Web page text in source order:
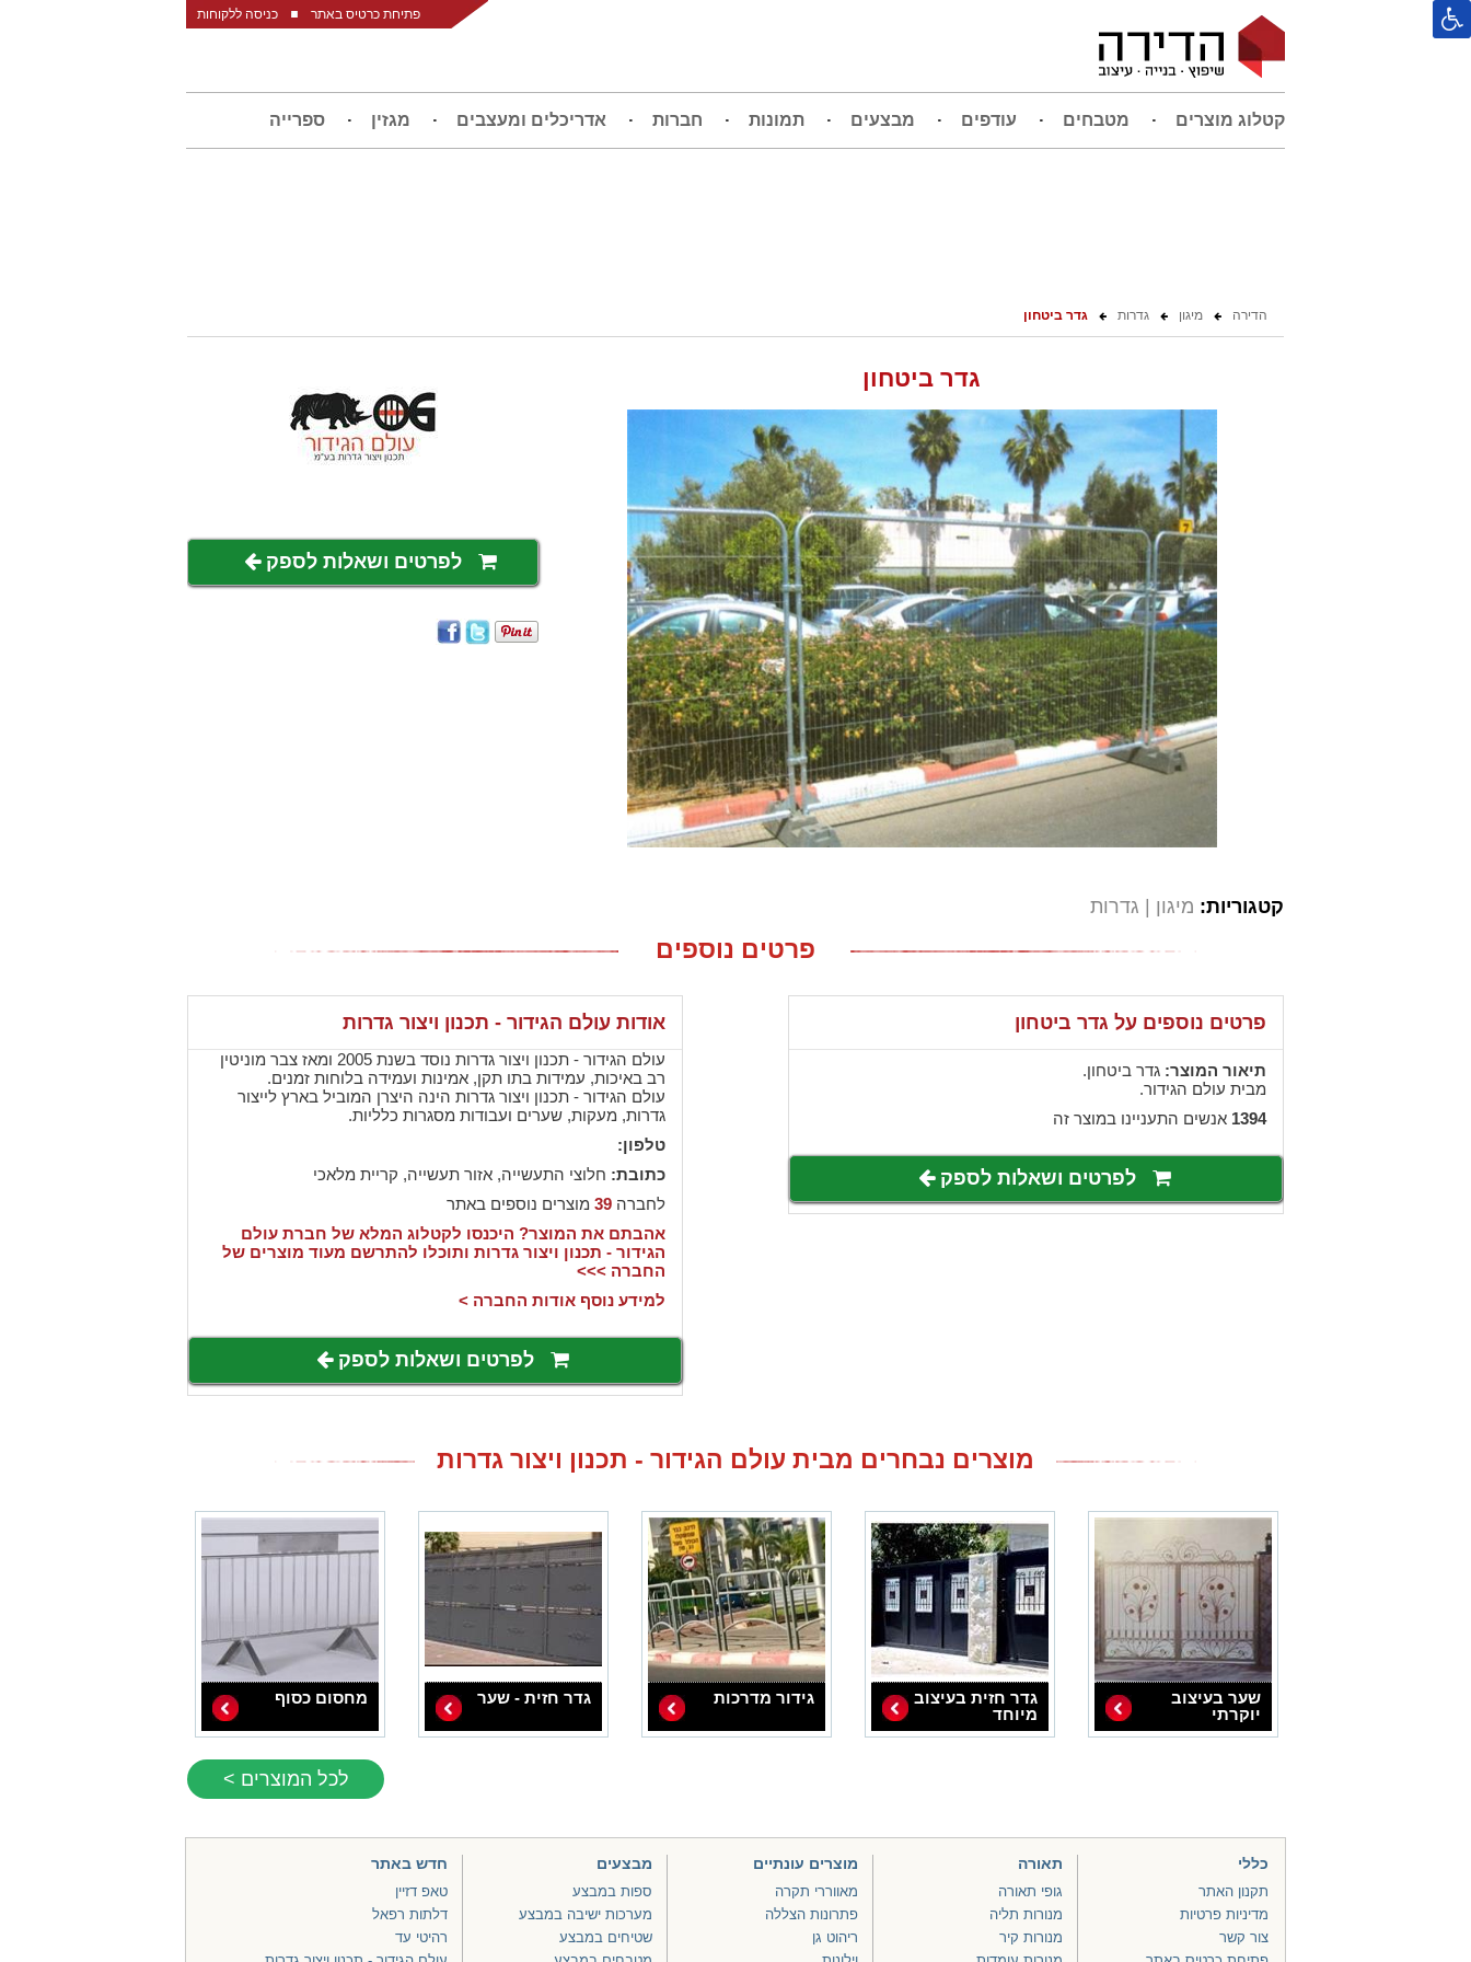
פתיחת כרטיס באתר כניסה ללקוחות
קטלוג מוצרים מטבחים עודפים מבצעים תמונות חברות אדריכלים ומעצבים מגזין ספרייה
הדירה מיגון גדרות גדר ביטחון
גדר ביטחון
לפרטים ושאלות לספק
קטגוריות: מיגון גדרות
פרטים נוספים
פרטים נוספים על גדר ביטחון
תיאור המוצר: גדר ביטחון.
מבית עולם הגידור.
1394 אנשים התעניינו במוצר זה
לפרטים ושאלות לספק
אודות עולם הגידור - תכנון ויצור גדרות
עולם הגידור - תכנון ויצור גדרות נוסד בשנת 2005 ומאז צבר מוניטין
רב באיכות, עמידות בתו תקן, אמינות ועמידה בלוחות זמנים.
עולם הגידור - תכנון ויצור גדרות הינה היצרן המוביל בארץ לייצור
גדרות, מעקות, שערים ועבודות מסגרות כלליות.
טלפון:
כתובת: חלוצי התעשייה, אזור תעשייה, קריית מלאכי
לחברה39 מוצרים נוספים באתר
אהבתם את המוצר? היכנסו לקטלוג המלא של חברת עולם
הגידור - תכנון ויצור גדרות ותוכלו להתרשם מעוד מוצרים של
החברה >>>
למידע נוסף אודות החברה >
לפרטים ושאלות לספק
מוצרים נבחרים מבית עולם הגידור - תכנון ויצור גדרות
שער בעיצוב
יוקרתי
גדר חזית בעיצוב
מיוחד
גידור מדרכות גדר חזית - שער מחסום כסוף
לכל המוצרים >
כללי
תקנון האתר
מדיניות פרטיות
צור קשר
תאורה
גופי תאורה
מנורות תליה
מנורות קיר
מוצרים עונתיים
מאווררי תקרה
פתרונות הצללה
ריהוט גן
מבצעים
ספות במבצע
מערכות ישיבה במבצע
שטיחים במבצע
חדש באתר
טאפ דזיין
דלתות רפאל
רהיטי עד